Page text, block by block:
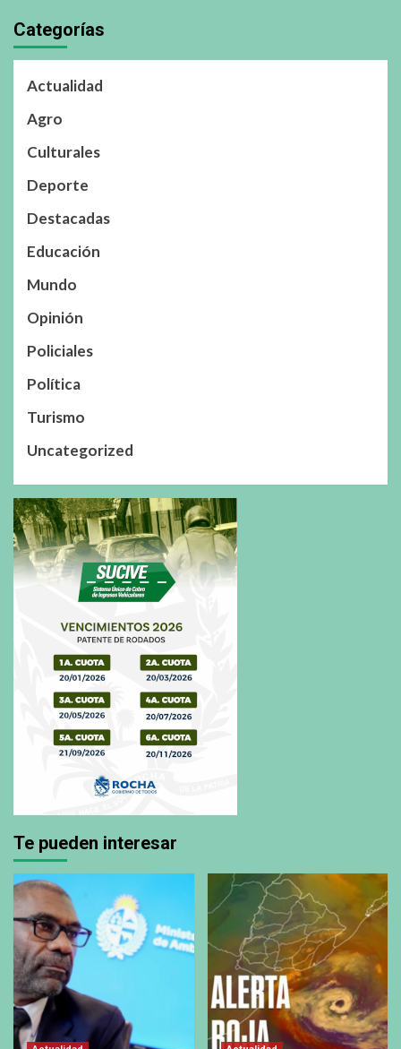
Categorías
Actualidad
Agro
Culturales
Deporte
Destacadas
Educación
Mundo
Opinión
Policiales
Política
Turismo
Uncategorized
Te pueden interesar